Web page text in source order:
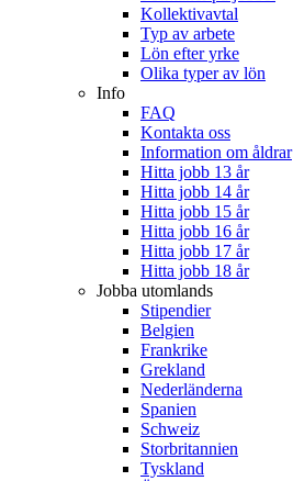
Kollektivavtal
Typ av arbete
Lön efter yrke
Olika typer av lön
Info
FAQ
Kontakta oss
Information om åldrar
Hitta jobb 13 år
Hitta jobb 14 år
Hitta jobb 15 år
Hitta jobb 16 år
Hitta jobb 17 år
Hitta jobb 18 år
Jobba utomlands
Stipendier
Belgien
Frankrike
Grekland
Nederländerna
Spanien
Schweiz
Storbritannien
Tyskland